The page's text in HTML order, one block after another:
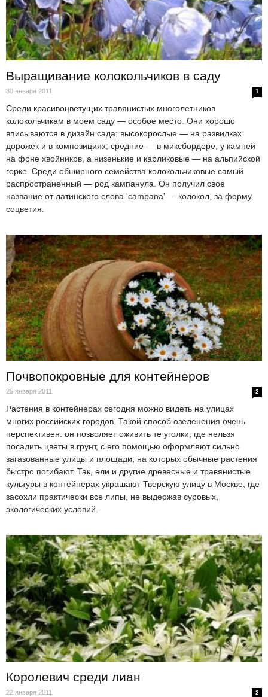
Выращивание колокольчиков в саду
30 января 2011 1
Среди красивоцветущих травянистых многолетников
колокольчикам в моем саду — особое место. Они хорошо
вписываются в дизайн сада: высокорослые — на развилках
дорожек и в композициях; средние — в миксбордере, у камней
на фоне хвойников, а низенькие и карликовые — на альпийской
горке. Среди обширного семейства колокольчиковые самый
распространенный — род кампанула. Он получил свое
название от латинского слова 'campana' — колокол, за форму
соцветия.
Почвопокровные для контейнеров
25 января 2011 2
Растения в контейнерах сегодня можно видеть на улицах
многих российских городов. Такой способ озеленения очень
перспективен: он позволяет оживить те уголки, где нельзя
посадить цветы в грунт, с его помощью оформляют сильно
загазованные улицы и площади, на которых обычные растения
быстро погибают. Так, ели и другие древесные и травянистые
культуры в контейнерах украшают Тверскую улицу в Москве, где
засохли практически все липы, не выдержав суровых,
экологических условий.
Королевич среди лиан
22 января 2011 2